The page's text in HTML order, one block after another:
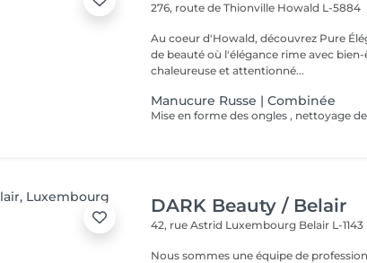
276, route de Thionville Howald L-5884
Au coeur d'Howald, découvrez Pure
de beauté où l'élégance rime avec
chaleureuse et attentionné...
Manucure Russe | Combinée
DARK Beauty / Belair
42, rue Astrid Luxembourg Belair L-1143
Nous sommes une équipe de